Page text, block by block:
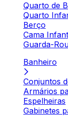
Quarto de
Quarto
Berço
Cama
Guarda-
Banheiro
Conjuntos
Armários
Espelheiras
Gabinetes